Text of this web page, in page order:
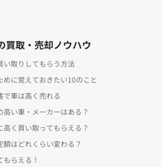
買取・売却ノウハウ
い取りしてもらう方法
に覚えておきたい10のこと
で車は高く売れる
い車・メーカーはある？
く買い取ってもらえる？
はどれくらい変わる？
らえる！